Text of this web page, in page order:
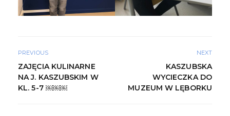
PREVIOUS
ZAJĘCIA KULINARNE
NA J. KASZUBSKIM W
KL. 5-7 ￼￼￼
NEXT
KASZUBSKA
WYCIECZKA DO
MUZEUM W LĘBORKU